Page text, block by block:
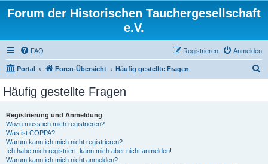
Forum der Historischen Tauchergesellschaft
e.V.
FAQ Anmelden
Registrieren
Portal Foren-Übersicht Häufig gestellte Fragen
Häufig gestellte Fragen
Registrierung und Anmeldung
Wozu muss ich mich registrieren?
Was ist COPPA?
Warum kann ich mich nicht registrieren?
Ich habe mich registriert, kann mich aber nicht anmelden!
Warum kann ich mich nicht anmelden?